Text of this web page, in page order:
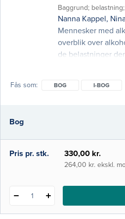
Baggrund;
Nanna Kappel,
Mennesker med
overblik over
de belastninger
mennesker med
Den første del bes
Fås som BOG I-BOG
Bog
i-bog
Pris pr. stk. 330,00 kr.
264,00 kr. ekskl.
1